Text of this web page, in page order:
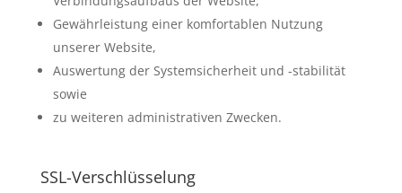
Gewährleistung einer komfortablen Nutzung
unserer Website,
Auswertung der Systemsicherheit und -stabilität
sowie
zu weiteren administrativen Zwecken.
SSL-Verschlüsselung